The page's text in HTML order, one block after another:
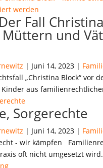
Fall
Müttern und
| Juni 14, 2023 |
„Christina Block“ vor
aus
Sorgerechte
| Juni 14, 2023 |
- wir kämpfen
oft nicht umgesetzt